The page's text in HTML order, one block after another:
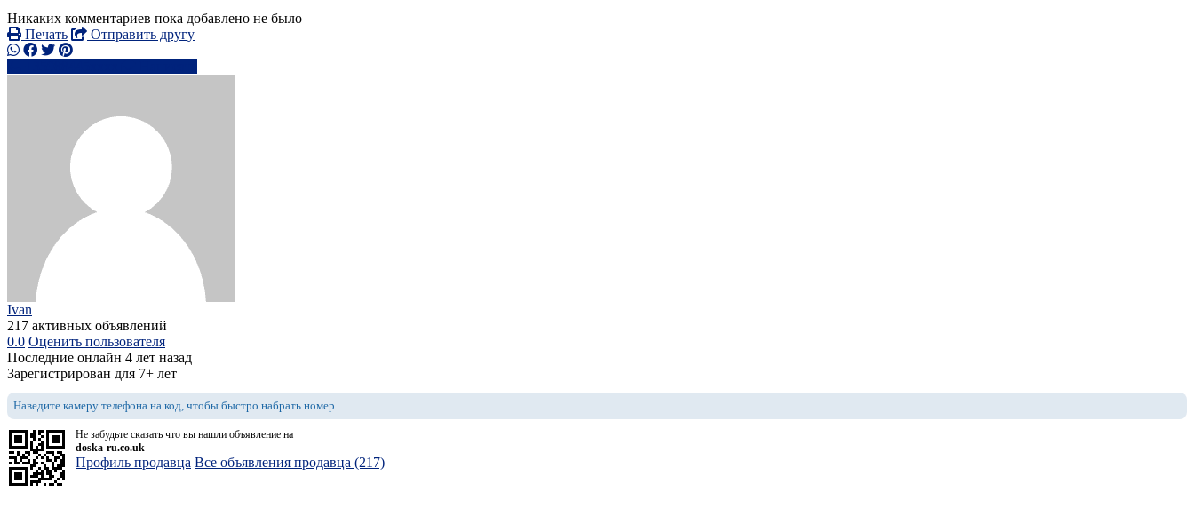
Никаких комментариев пока добавлено не было
Печать
Отправить другу
Ivan
217 активных объявлений
0.0 Оценить пользователя
Последние онлайн 4 лет назад
Зарегистрирован для 7+ лет
Наведите камеру телефона на код, чтобы быстро набрать номер
Не забудьте сказать что вы нашли объявление на
doska-ru.co.uk
Профиль продавца Все объявления продавца (217)